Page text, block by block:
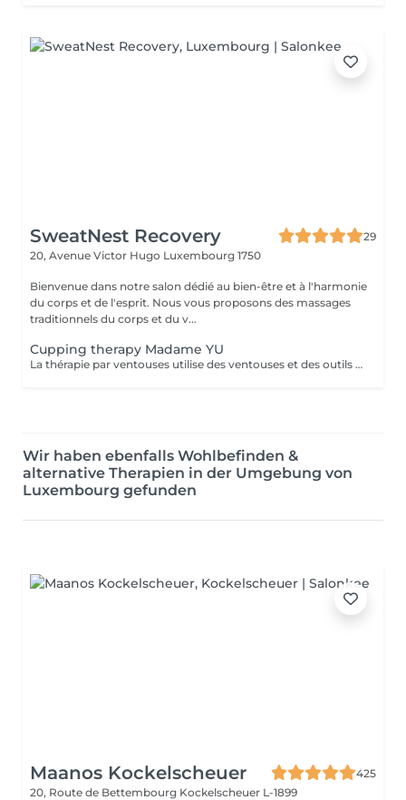
SweatNest Recovery
29
20, Avenue Victor Hugo Luxembourg 1750
Bienvenue dans notre salon dédié au bien-être et à l'harmonie
du corps et de l'esprit. Nous vous proposons des massages
traditionnels du corps et du v...
Cupping therapy Madame YU
La thérapie par ventouses utilise des ventouses et des outils qui, par combustion, expulsent l'air de l'intérieur des ventouses, créant une pression négative qui permet aux ventouses d'adhérer aux points d'acupuncture ou à la surface de la peau où la thérapie par ventouses doit être effectuée, produisant ainsi une stimulation. Pour ce faire, à la fois en prévention et en traitement, la peau au niveau du site d'application des ventouses devient congestionnée et il y a stase sanguine Cupping therapy uses cups and tools employing combustion to expel air from inside the cups, creating negative pressure that causes the cups to adhere to acuponts or the skin surface where cupping is to be performed, thus producing stimulation,to achieve both prevention and treatment, the skin at the cupping site will become congested,and blood stasis.
Wir haben ebenfalls Wohlbefinden &
alternative Therapien in der Umgebung von
Luxembourg gefunden
Maanos Kockelscheuer
425
20, Route de Bettembourg Kockelscheuer L-1899